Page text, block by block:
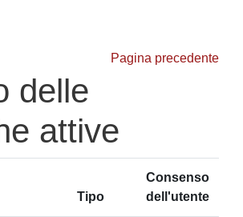
Pagina precedente
delle
attive
Tipo
Consenso
dell'utente